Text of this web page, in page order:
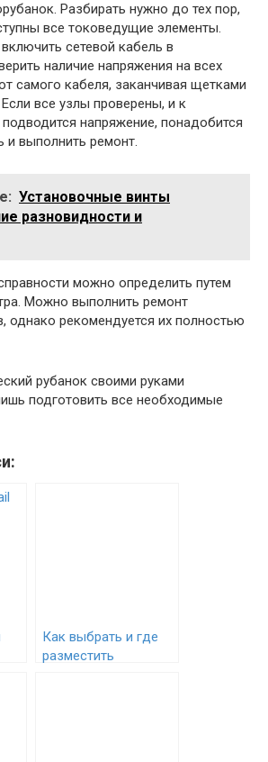
Разбирать нужно до тех пор,
все токоведущие элементы.
сетевой кабель в
наличие напряжения на всех
самого кабеля, заканчивая щетками
Если все узлы проверены, и к
напряжение, понадобится
и выполнить ремонт.
Установочные винты
разновидности и
можно определить путем
Можно выполнить ремонт
однако рекомендуется их полностью
рубанок своими руками
подготовить все необходимые
Как выбрать и где
разместить